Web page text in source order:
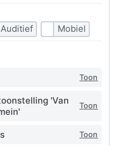
Auditief Mobiel
Toon
'Van
Toon
Toon